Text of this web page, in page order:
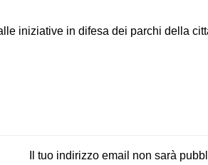
iniziative in difesa dei parchi della
Il tuo indirizzo email non sarà